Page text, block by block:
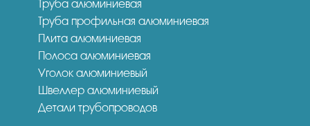
Труба алюминиевая
Труба профильная алюминиевая
Плита алюминиевая
Полоса алюминиевая
Уголок алюминиевый
Швеллер алюминиевый
Детали трубопроводов